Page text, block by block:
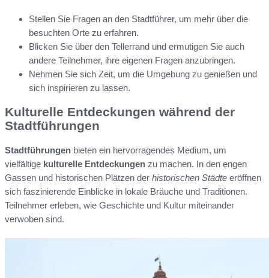
Stellen Sie Fragen an den Stadtführer, um mehr über die
besuchten Orte zu erfahren.
Blicken Sie über den Tellerrand und ermutigen Sie auch
andere Teilnehmer, ihre eigenen Fragen anzubringen.
Nehmen Sie sich Zeit, um die Umgebung zu genießen und
sich inspirieren zu lassen.
Kulturelle Entdeckungen während der
Stadtführungen
Stadtführungen bieten ein hervorragendes Medium, um
vielfältige kulturelle Entdeckungen zu machen. In den engen
Gassen und historischen Plätzen der historischen Städte eröffnen
sich faszinierende Einblicke in lokale Bräuche und Traditionen.
Teilnehmer erleben, wie Geschichte und Kultur miteinander
verwoben sind.